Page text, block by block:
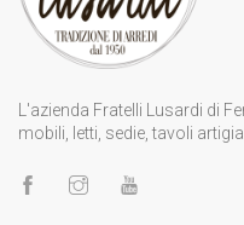
L'azienda Fratelli Lusardi di
mobili, letti, sedie, tavoli